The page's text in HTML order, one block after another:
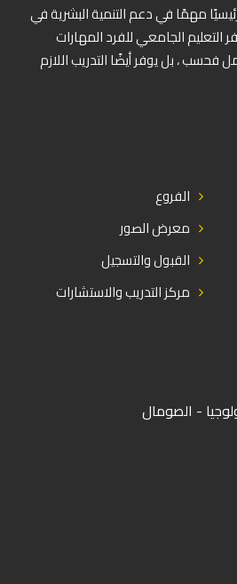
مهمًا في دعم التنمية البشرية في
التعليم الجامعي للفرد المهارات
فحسب ، بل يوفر أيضًا التدريب اللازم
الفروع
معرض الصور
القبول والتسجيل
مركز التدريب والاستشارات
- الصومال